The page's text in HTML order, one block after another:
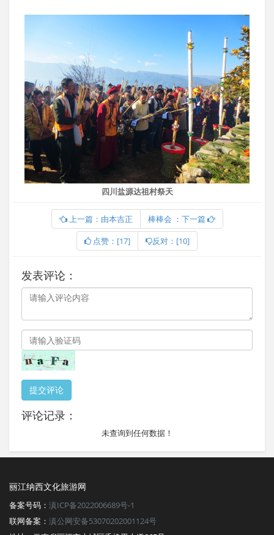
四川盐源达祖村祭天
上一篇：由本吉正
棒棒会 ：下一篇
点赞：[17]
反对：[10]
发表评论：
提交评论
评论记录：
未查询到任何数据！
丽江纳西文化旅游网
备案号码： 滇ICP备2022006689号-1
联网备案： 滇公网安备53070202001124号